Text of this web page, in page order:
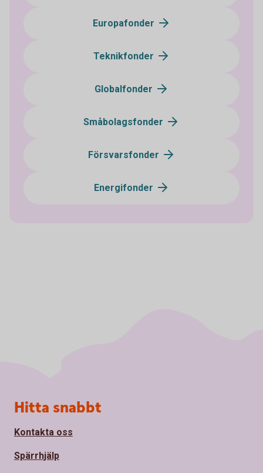
Europafonder
Teknikfonder
Globalfonder
Småbolagsfonder
Försvarsfonder
Energifonder
Sidfot
Hitta snabbt
Kontakta oss
Spärrhjälp